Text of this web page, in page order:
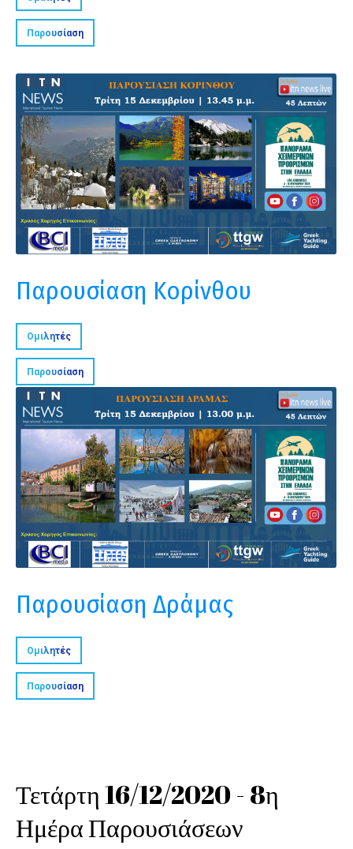
Παρουσίαση
Παρουσίαση Κορίνθου
Ομιλητές
Παρουσίαση
Παρουσίαση Δράμας
Ομιλητές
Παρουσίαση
Τετάρτη 16/12/2020 - 8η
Ημέρα Παρουσιάσεων